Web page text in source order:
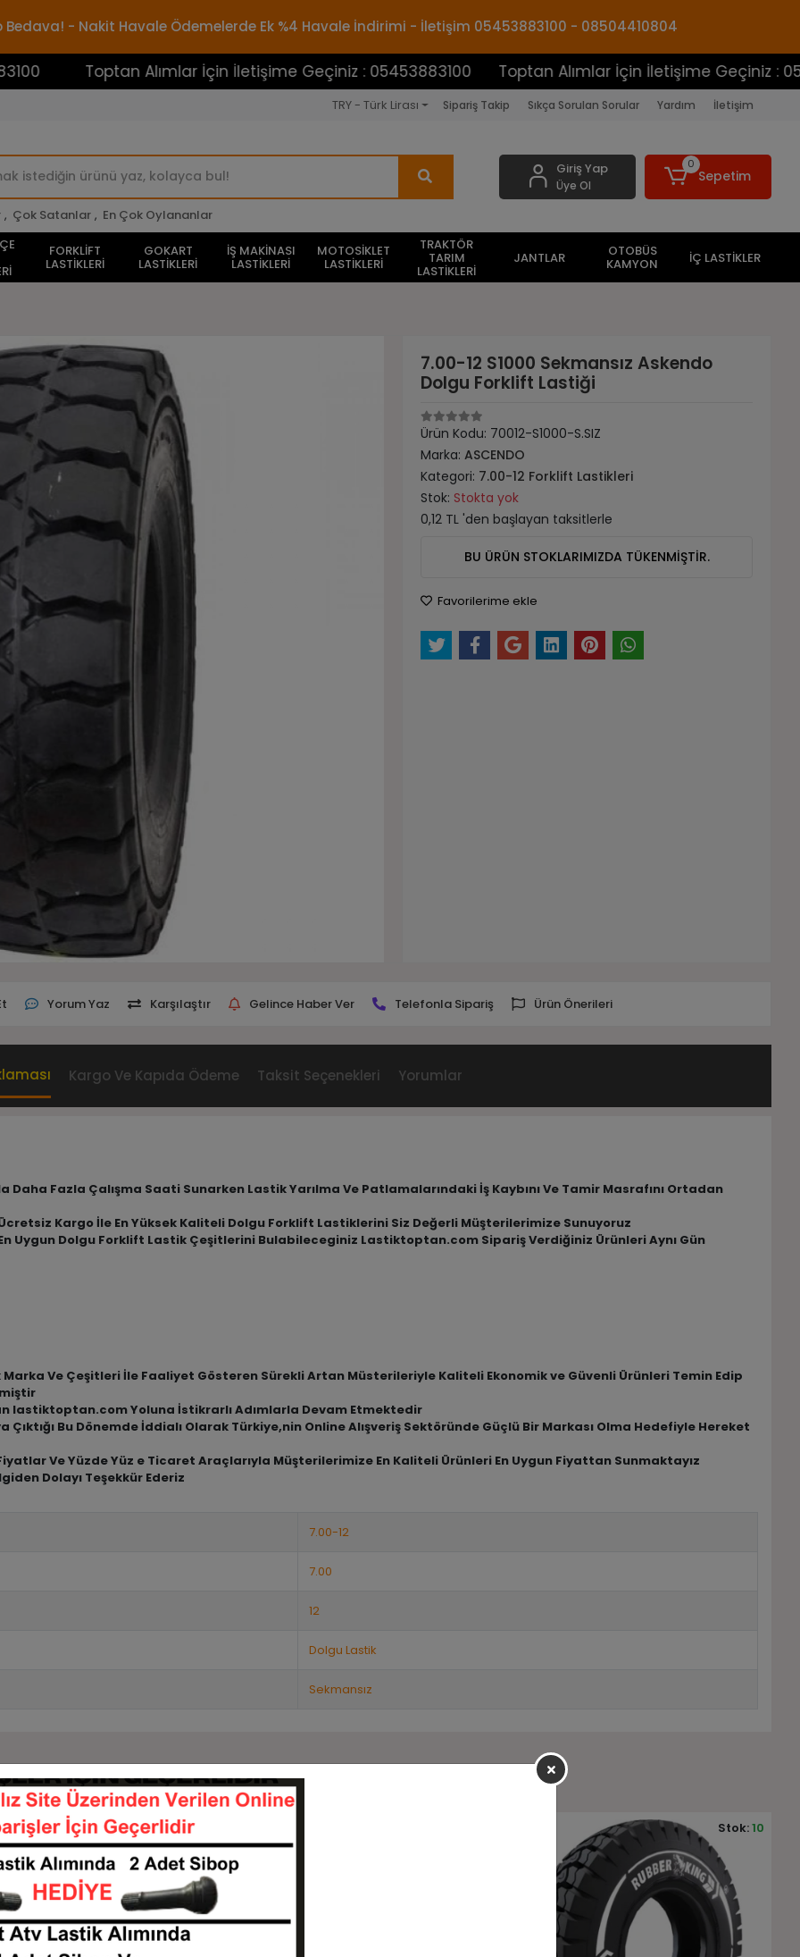
Bedava! - Nakit Havale Ödemelerde Ek %4 Havale İndirimi - İletişim 05453883100 - 08504410804
Toptan Alımlar İçin İletişime Geçiniz : 05453883100 Toptan Alımlar İçin İletişime Geçiniz :
TRY - Türk Lirası Sipariş Takip Sıkça Sorulan Sorular Yardım İletişim
, Çok Satanlar , En Çok Oylananlar
Giriş Yap
Üye Ol
0
Sepetim
FORKLİFT
LASTİKLERİ
GOKART
LASTİKLERİ
İŞ MAKİNASI
LASTİKLERİ
MOTOSİKLET
LASTİKLERİ
TRAKTÖR
TARIM
LASTİKLERİ
JANTLAR OTOBÜS
KAMYON İÇ LASTİKLER
7.00-12 S1000 Sekmansız Askendo
Dolgu Forklift Lastiği
Ürün Kodu: 70012-S1000-S.SIZ
Marka:ASCENDO
Kategori: 7.00-12 Forklift Lastikleri
Stok: Stokta yok
0,12 TL 'den başlayan taksitlerle
BU ÜRÜN STOKLARIMIZDA TÜKENMİŞTİR.
Favorilerime ekle
Yorum Yaz Karşılaştır Gelince Haber Ver Telefonla Sipariş Ürün Önerileri
Kargo Ve Kapıda Ödeme Taksit Seçenekleri Yorumlar
Fazla Çalışma Saati Sunarken Lastik Yarılma Ve Patlamalarındaki İş Kaybını Ve Tamir Masrafını Ortadan
Kargo İle En Yüksek Kaliteli Dolgu Forklift Lastiklerini Siz Değerli Müşterilerimize Sunuyoruz
Uygun Dolgu Forklift Lastik Çeşitlerini Bulabileceginiz Lastiktoptan.com Sipariş Verdiğiniz Ürünleri Aynı Gün
Ve Çeşitleri İle Faaliyet Gösteren Sürekli Artan Müsterileriyle Kaliteli Ekonomik ve Güvenli Ürünleri Temin Edip
lastiktoptan.com Yoluna İstikrarlı Adımlarla Devam Etmektedir
Bu Dönemde İddialı Olarak Türkiye,nin Online Alışveriş Sektöründe Güçlü Bir Markası Olma Hedefiyle Hereket
Ve Yüzde Yüz e Ticaret Araçlarıyla Müşterilerimize En Kaliteli Ürünleri En Uygun Fiyattan Sunmaktayız
Dolayı Teşekkür Ederiz
7.00-12
7.00
12
Dolgu Lastik
Sekmansız
Benzer Ürünler
Stok:6 Stok:10